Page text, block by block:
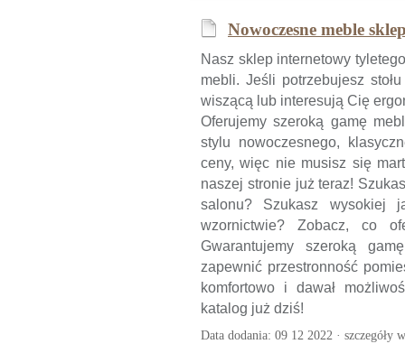
Nowoczesne meble
Nasz sklep internetowy
mebli. Jeśli potrzebujesz
wiszącą lub interesują Cię
Oferujemy szeroką gamę
stylu nowoczesnego,
ceny, więc nie musisz się
naszej stronie już teraz!
salonu? Szukasz wysokiej
wzornictwie? Zobacz, co
Gwarantujemy szeroką
zapewnić przestronność
komfortowo i dawał
katalog już dziś!
Data dodania: 09 12 2022 · szczegóły